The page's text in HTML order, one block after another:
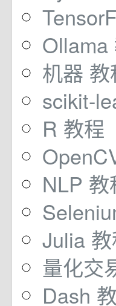
Ollama
机器 教
scikit-
R 教程
NLP 教
Julia
量化交
Dash